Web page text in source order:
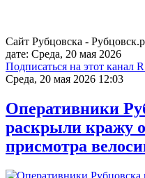
Сайт Рубцовска -
дате: Среда, 20 мая 2026
Подписаться на этот канал
Среда, 20 мая 2026 12:03
Оперативники
раскрыли кражу
присмотра